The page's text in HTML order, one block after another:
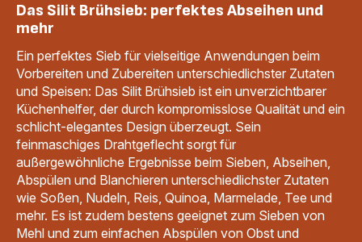
Das Silit Brühsieb: perfektes Abseihen und
mehr
Ein perfektes Sieb für vielseitige Anwendungen beim
Vorbereiten und Zubereiten unterschiedlichster Zutaten
und Speisen: Das Silit Brühsieb ist ein unverzichtbarer
Küchenhelfer, der durch kompromisslose Qualität und ein
schlicht-elegantes Design überzeugt. Sein
feinmaschiges Drahtgeflecht sorgt für
außergewöhnliche Ergebnisse beim Sieben, Abseihen,
Abspülen und Blanchieren unterschiedlichster Zutaten
wie Soßen, Nudeln, Reis, Quinoa, Marmelade, Tee und
mehr. Es ist zudem bestens geeignet zum Sieben von
Mehl und zum einfachen Abspülen von Obst und